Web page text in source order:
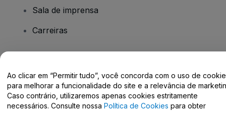
Sala de imprensa
Carreiras
Centro de Ajuda / Fale Conosco
Ao clicar em “Permitir tudo”, você concorda com o uso de
para melhorar a funcionalidade do site e a relevância de
Caso contrário, utilizaremos apenas cookies estritamente
necessários. Consulte nossa Política de Cookies para obter